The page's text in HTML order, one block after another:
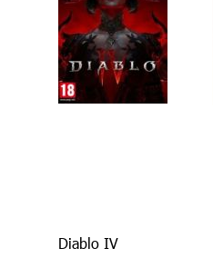
Diablo IV